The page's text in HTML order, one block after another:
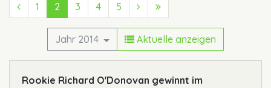
Previous (Zurück)
1 2 3 4 5 Next (Vorwärts)
Jahr 2014 Aktuelle anzeigen
Rookie Richard O'Donovan gewinnt im